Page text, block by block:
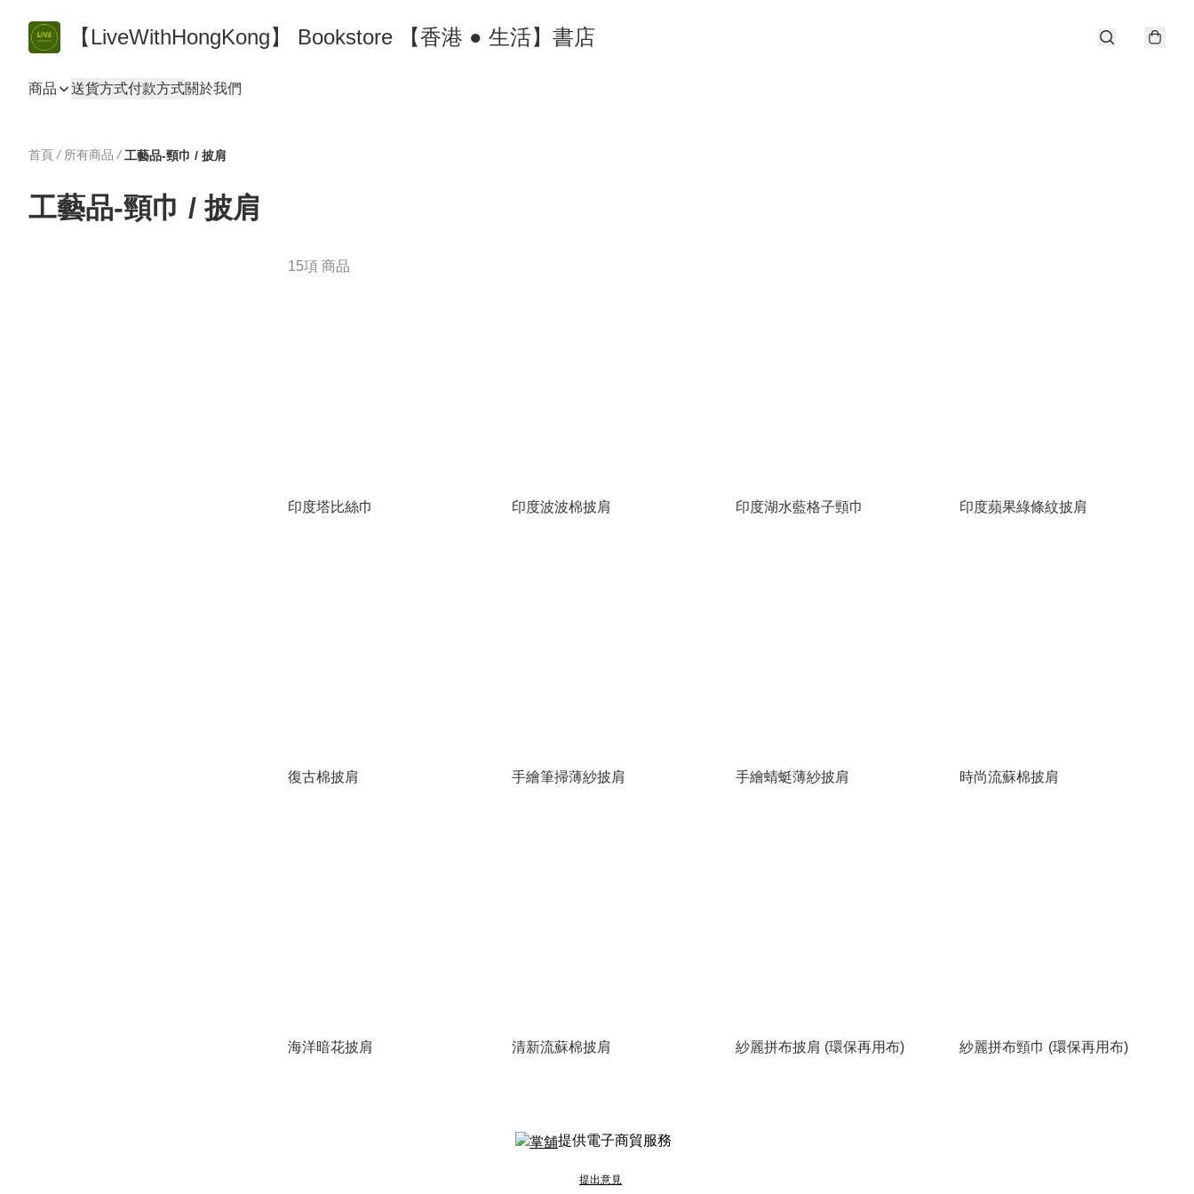
【LiveWithHongKong】 Bookstore 【香港 ● 生活】書店
商品 送貨方式付款方式關於我們
首頁 / 所有商品 / 工藝品-頸巾 / 披肩
工藝品-頸巾 / 披肩
15項 商品
印度塔比絲巾 印度波波棉披肩 印度湖水藍格子頸巾 印度蘋果綠條紋披肩
復古棉披肩 手繪筆掃薄紗披肩 手繪蜻蜓薄紗披肩 時尚流蘇棉披肩
海洋暗花披肩 清新流蘇棉披肩 紗麗拼布披肩 (環保再用布) 紗麗拼布頸巾 (環保再用布)
提供電子商貿服務
提出意見